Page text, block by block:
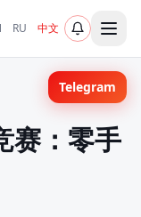
RU 中文
赛：零手
Telegram